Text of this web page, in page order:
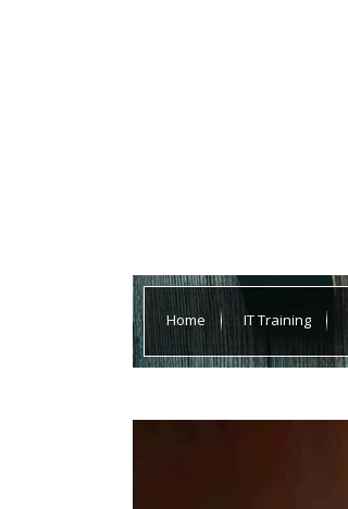
Home IT Training